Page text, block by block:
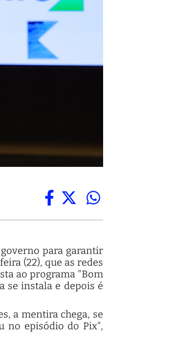
para garantir
(22), que as redes
ao programa "Bom
se instala e depois é
a mentira chega, se
no episódio do Pix",